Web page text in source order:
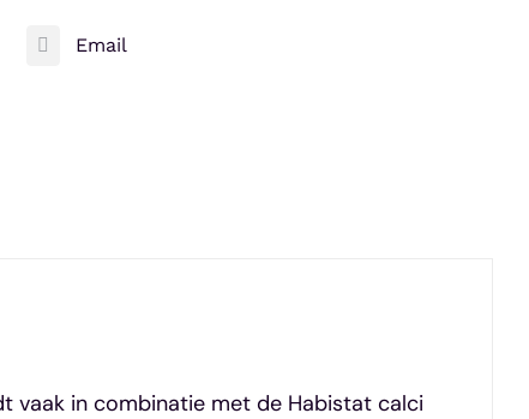
Email
vaak in combinatie met de Habistat calci